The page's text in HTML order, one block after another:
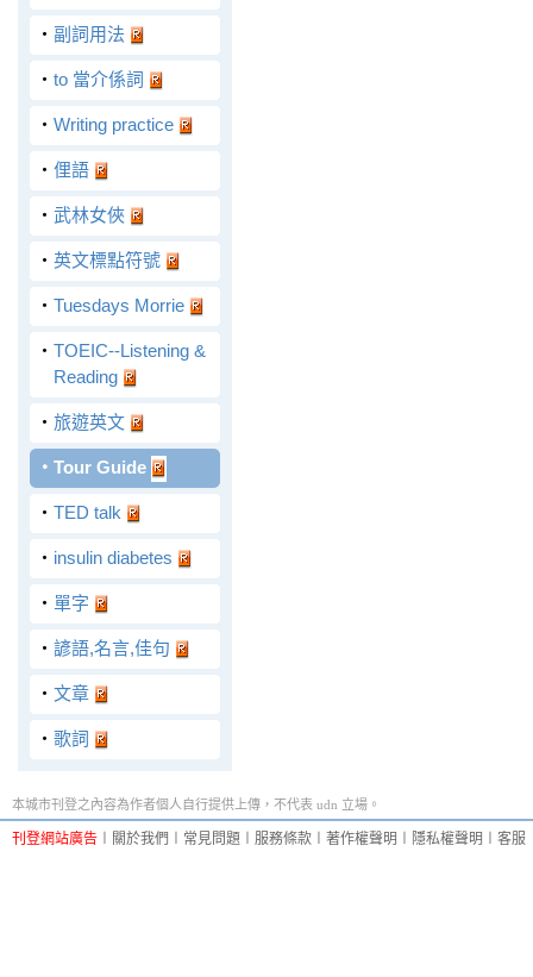
‧ 副詞用法
‧ to 當介係詞
‧ Writing practice
‧ 俚語
‧ 武林女俠
‧ 英文標點符號
‧ Tuesdays Morrie
‧ TOEIC--Listening &
Reading
‧ 旅遊英文
‧ Tour Guide
‧ TED talk
‧ insulin diabetes
‧ 單字
‧ 諺語,名言,佳句
‧ 文章
‧ 歌詞
本城市刊登之內容為作者個人自行提供上傳，不代表 udn 立場。
刊登網站廣告 關於我們 常見問題 服務條款 著作權聲明 隱私權聲明 客服